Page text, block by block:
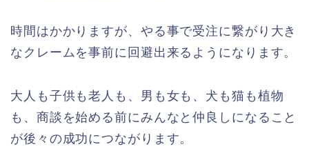
時間はかかりますが、やる事で受注に繋がり大き
なクレームを事前に回避出来るようになります。
大人も子供も老人も、男も女も、犬も猫も植物
も、商談を始める前にみんなと仲良しになること
が後々の成功につながります。